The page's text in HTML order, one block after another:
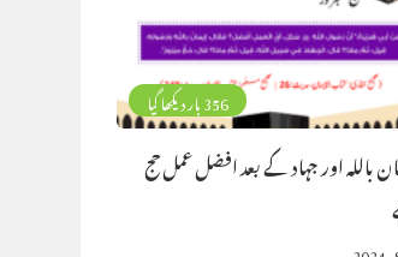
356 بار دیکھا گیا
باللہ اور جہاد کے بعد افضل عمل حج